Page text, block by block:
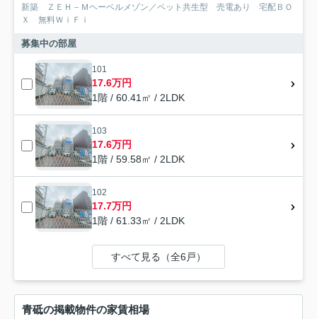
新築 ＺＥＨ－Ｍヘーベルメゾン／ペット共生型 売電あり 宅配ＢＯ
Ｘ 無料ＷｉＦｉ
募集中の部屋
101
17.6万円
1階 / 60.41㎡ / 2LDK
103
17.6万円
1階 / 59.58㎡ / 2LDK
102
17.7万円
1階 / 61.33㎡ / 2LDK
すべて見る（全6戸）
青砥の掲載物件の家賃相場